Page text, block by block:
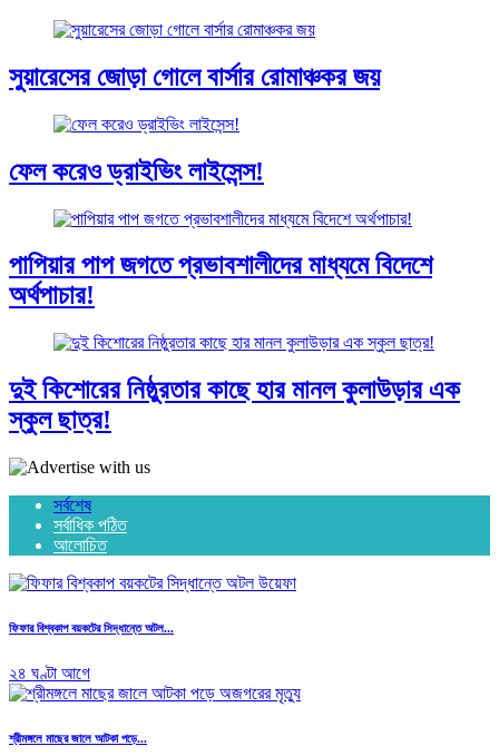
সুয়ারেসের জোড়া গোলে বার্সার রোমাঞ্চকর জয়
ফেল করেও ড্রাইভিং লাইসেন্স!
পাপিয়ার পাপ জগতে প্রভাবশালীদের মাধ্যমে বিদেশে
অর্থপাচার!
দুই কিশোরের নিষ্ঠুরতার কাছে হার মানল কুলাউড়ার এক
স্কুল ছাত্র!
সর্বশেষ
সর্বাধিক পঠিত
আলোচিত
ফিফার বিশ্বকাপ বয়কটের সিদ্ধান্তে অটল...
২৪ ঘণ্টা আগে
শ্রীমঙ্গলে মাছের জালে আটকা পড়ে...